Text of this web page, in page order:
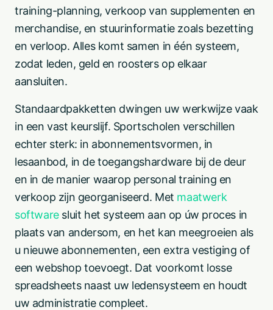
training-planning, verkoop van supplementen en
merchandise, en stuurinformatie zoals bezetting
en verloop. Alles komt samen in één systeem,
zodat leden, geld en roosters op elkaar
aansluiten.
Standaardpakketten dwingen uw werkwijze vaak
in een vast keurslijf. Sportscholen verschillen
echter sterk: in abonnementsvormen, in
lesaanbod, in de toegangshardware bij de deur
en in de manier waarop personal training en
verkoop zijn georganiseerd. Met maatwerk
softwaresluit het systeem aan op úw proces in
plaats van andersom, en het kan meegroeien als
u nieuwe abonnementen, een extra vestiging of
een webshop toevoegt. Dat voorkomt losse
spreadsheets naast uw ledensysteem en houdt
uw administratie compleet.